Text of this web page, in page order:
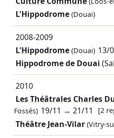
L'Hippodrome (Douai)
2008-2009
L'Hippodrome(Douai) 13/
Hippodrome de Douai
2010
Les Théâtrales Charles
Fossés) 19/11 →21/11 [2
Théâtre Jean-Vilar (Vitry-